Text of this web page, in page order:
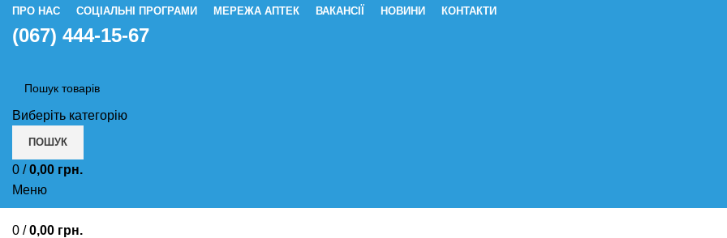
ПРО НАС СОЦІАЛЬНІ ПРОГРАМИ МЕРЕЖА АПТЕК ВАКАНСІЇ НОВИНИ КОНТАКТИ
(067) 444-15-67
Виберіть категорію
ПОШУК
0 / 0,00 грн.
Меню
0 / 0,00 грн.